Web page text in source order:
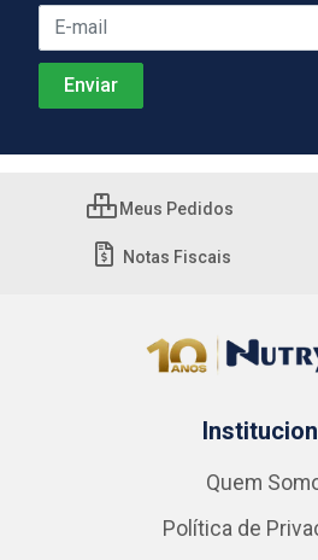
Meus Pedidos
Notas Fiscais
Quem
Política de